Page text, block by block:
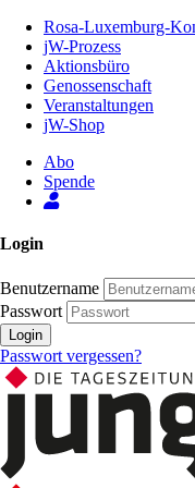
Inhalt
Seite
Rosa-Luxemburg-
jW-Prozess
Aktionsbüro
Genossenschaft
Veranstaltungen
jW-Shop
Abo
Spende
Login
Benutzername
Passwort
Login
Passwort vergessen?